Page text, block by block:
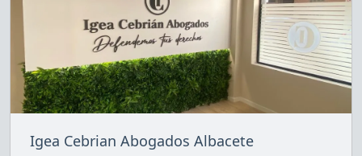
Igea Cebrian Abogados Albacete